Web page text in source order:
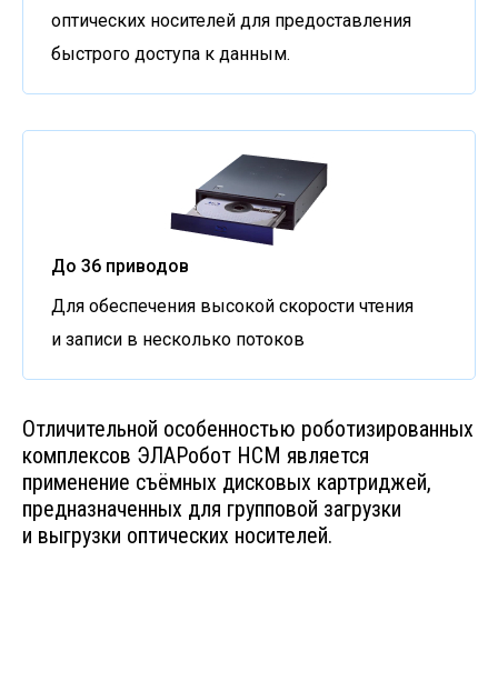
оптических носителей для предоставления
быстрого доступа к данным.
До 36 приводов
Для обеспечения высокой скорости чтения
и записи в несколько потоков
Отличительной особенностью роботизированных
комплексов ЭЛАРобот НСМ является
применение съёмных дисковых картриджей,
предназначенных для групповой загрузки
и выгрузки оптических носителей.